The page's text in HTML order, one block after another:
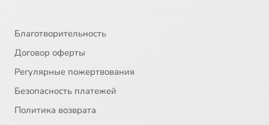
Благотворительность
Договор оферты
Регулярные пожертвования
Безопасность платежей
Политика возврата